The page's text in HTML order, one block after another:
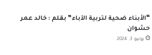
“الأبناء ضحية لتربية الآباء” بقلم : خالد عمر
حشوان
يونيو 3, 2024